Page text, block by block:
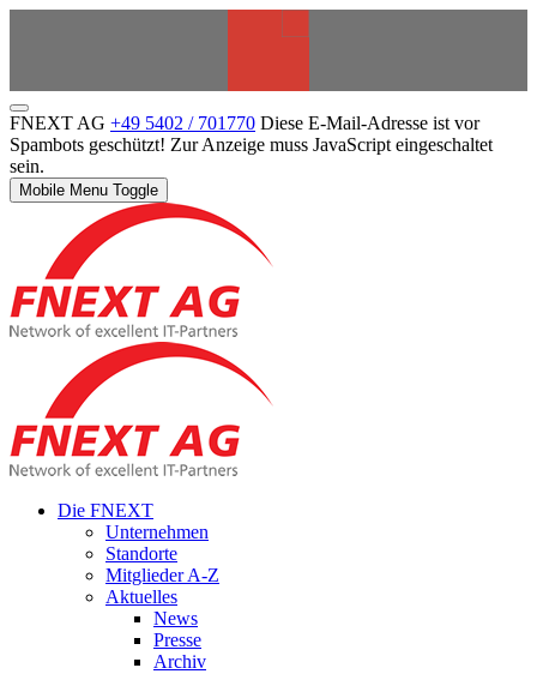
FNEXT AG +49 5402 / 701770 Diese E-Mail-Adresse ist vor
Spambots geschützt! Zur Anzeige muss JavaScript eingeschaltet
sein.
Mobile Menu Toggle
Die FNEXT
Unternehmen
Standorte
Mitglieder A-Z
Aktuelles
News
Presse
Archiv